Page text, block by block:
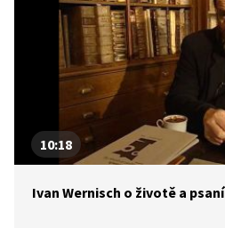
10:18
Ivan Wernisch o životě a psaní